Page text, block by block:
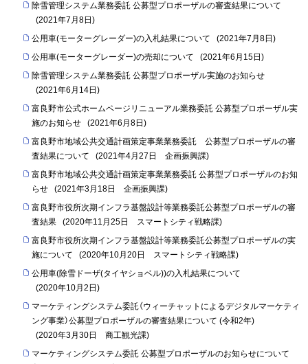
除雪管理システム業務委託 公募型プロポーザルの審査結果について
(2021年7月8日)
公用車(モーターグレーダー)の入札結果について
(2021年7月8日)
公用車(モーターグレーダー)の売却について
(2021年6月15日)
除雪管理システム業務委託 公募型プロポーザル実施のお知らせ
(2021年6月14日)
富良野市公式ホームページリニューアル業務委託 公募型プロポーザル実
施のお知らせ
(2021年6月8日)
富良野市地域公共交通計画策定事業業務委託 公募型プロポーザルの審
査結果について
(2021年4月27日 企画振興課)
富良野市地域公共交通計画策定事業業務委託 公募型プロポーザルのお知
らせ
(2021年3月18日 企画振興課)
富良野市役所次期インフラ基盤設計等業務委託公募型プロポーザルの審
査結果
(2020年11月25日 スマートシティ戦略課)
富良野市役所次期インフラ基盤設計等業務委託公募型プロポーザルの実
施について
(2020年10月20日 スマートシティ戦略課)
公用車(除雪ドーザ(タイヤショベル))の入札結果について
(2020年10月2日)
マーケティングシステム委託（ウィーチャットによるデジタルマーケティ
ング事業）公募型プロポーザルの審査結果について (令和2年)
(2020年3月30日 商工観光課)
マーケティングシステム委託 公募型プロポーザルのお知らせについて